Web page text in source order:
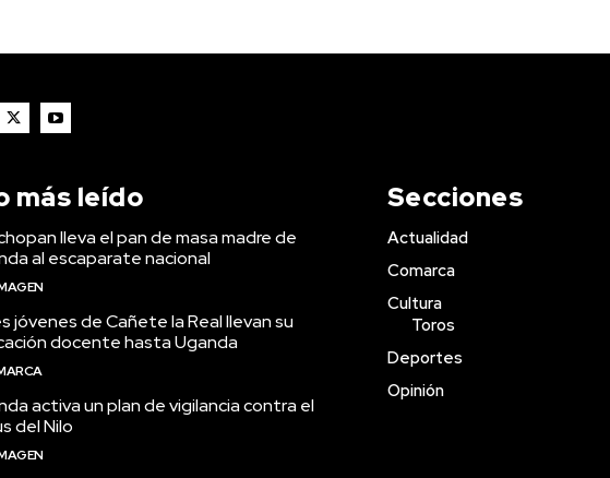
más leído
lleva el pan de masa madre de
al escaparate nacional
jóvenes de Cañete la Real llevan su
docente hasta Uganda
activa un plan de vigilancia contra el
del Nilo
Secciones
Actualidad
Comarca
Cultura
Toros
Deportes
Opinión